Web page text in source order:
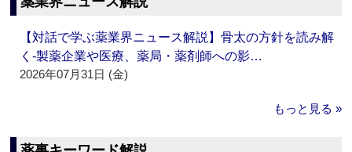
【対話で学ぶ薬業界ニュース解説】骨太の方針を読み解
く‐製薬企業や医療、薬局・薬剤師への影…
2026年07月31日 (金)
もっと見る »